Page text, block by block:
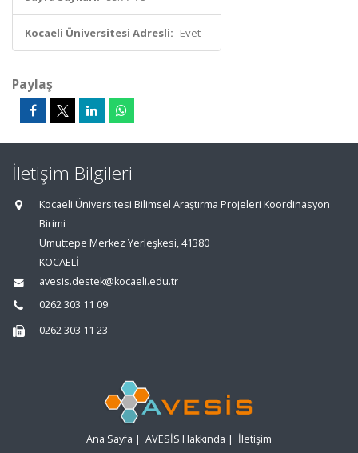
Kocaeli Üniversitesi Adresli: Evet
Paylaş
İletişim Bilgileri
Kocaeli Üniversitesi Bilimsel Araştırma Projeleri Koordinasyon
Birimi
Umuttepe Merkez Yerleşkesi, 41380
KOCAELİ
avesis.destek@kocaeli.edu.tr
0262 303 11 09
0262 303 11 23
Ana Sayfa | AVESİS Hakkında | İletişim